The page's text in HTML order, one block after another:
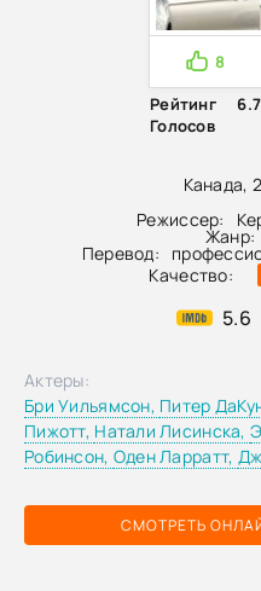
Канада,
Режиссер:
Жанр:
Перевод:
Качество:
5.6
8
Рейтинг
Голосов
СМОТРЕТЬ
Актеры:
Бри Уильямсон, Питер
Пижотт, Натали Лисинска,
Робинсон, Оден Ларратт,